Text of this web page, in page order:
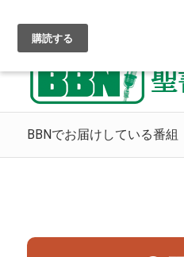
BBNでお届けしている番組